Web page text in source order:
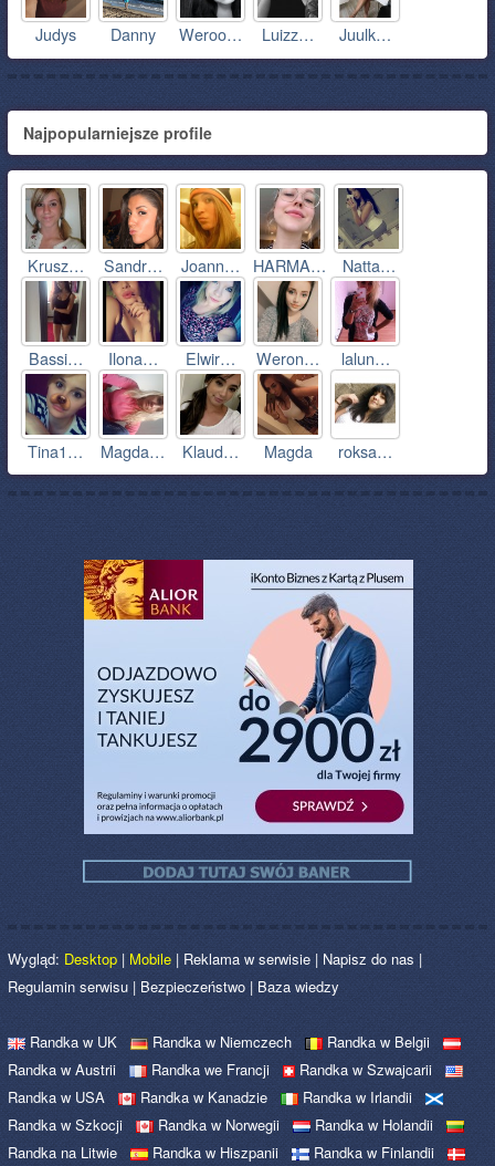
Judys Danny Weroo… Luizz… Juulk…
Najpopularniejsze profile
Krusz… Sandr… Joann… HARMA… Natta…
Bassi… Ilona… Elwir… Weron… lalun…
Tina1… Magda… Klaud… Magda roksa…
Wygląd: Desktop | Mobile | Reklama w serwisie | Napisz do nas |
Regulamin serwisu | Bezpieczeństwo | Baza wiedzy
Randka w UK Randka w Niemczech
Randka w Belgii
Randka w Austrii
Randka we Francji
Randka w Szwajcarii
Randka w USA
Randka w Kanadzie
Randka w Irlandii
Randka w Szkocji
Randka w Norwegii
Randka w Holandii
Randka na Litwie
Randka w Hiszpanii
Randka w Finlandii